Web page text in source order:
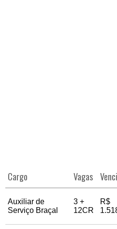
Cargo Vagas
Auxiliar de
Serviço Braçal
3 +
12CR
R$